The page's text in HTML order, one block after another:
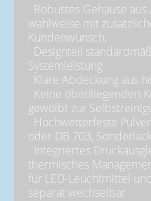
· Robustes Gehäuse
wahlweise mit
Kundenwunsch,
Designteil
Systemleistung
· Klare Abdeckung aus
· Keine obenliegenden
gewölbt zur
· Hochwetterfeste
oder DB 703,
· Integriertes
thermisches
für LED-Leuchtmittel
separat wechselbar